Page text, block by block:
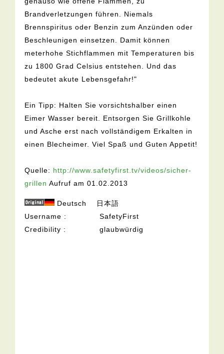
Brandverletzungen führen. Niemals
Brennspiritus oder Benzin zum Anzünden oder
Beschleunigen einsetzen. Damit können
meterhohe Stichflammen mit Temperaturen bis
zu 1800 Grad Celsius entstehen. Und das
bedeutet akute Lebensgefahr!"
Ein Tipp: Halten Sie vorsichtshalber einen
Eimer Wasser bereit. Entsorgen Sie Grillkohle
und Asche erst nach vollständigem Erkalten in
einen Blecheimer. Viel Spaß und Guten Appetit!
Quelle: http://www.safetyfirst.tv/videos/sicher-
grillen Aufruf am 01.02.2013
Deutsch
日本語
Username
SafetyFirst
Credibility
glaubwürdig